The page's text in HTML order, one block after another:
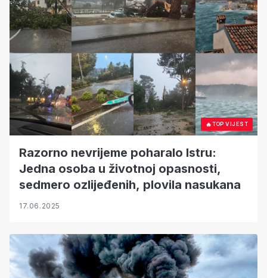
🔥TOP VIJEST
Razorno nevrijeme poharalo Istru:
Jedna osoba u životnoj opasnosti,
sedmero ozlijeđenih, plovila nasukana
17.06.2025